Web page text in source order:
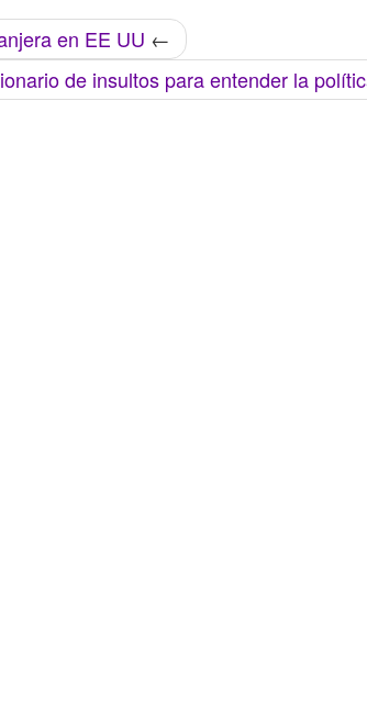
en EE UU ←
de insultos para entender la